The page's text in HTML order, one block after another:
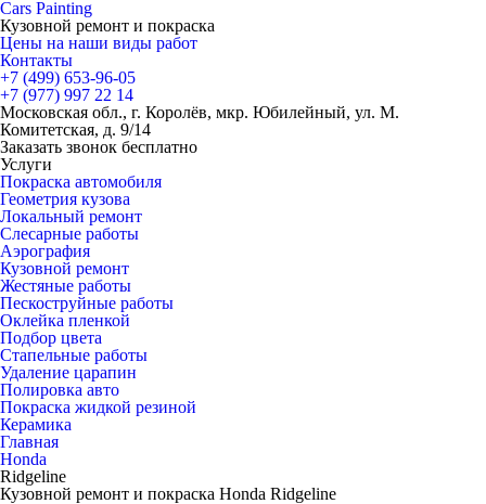
Cars Painting
Кузовной ремонт и покраска
Цены на наши виды работ
Контакты
+7 (499) 653-96-05
+7 (977) 997 22 14
Московская обл., г. Королёв, мкр. Юбилейный, ул. М.
Комитетская, д. 9/14
Заказать звонок бесплатно
Услуги
Покраска автомобиля
Геометрия кузова
Локальный ремонт
Слесарные работы
Аэрография
Кузовной ремонт
Жестяные работы
Пескоструйные работы
Оклейка пленкой
Подбор цвета
Стапельные работы
Удаление царапин
Полировка авто
Покраска жидкой резиной
Керамика
Главная
Honda
Ridgeline
Кузовной ремонт и покраска Honda Ridgeline